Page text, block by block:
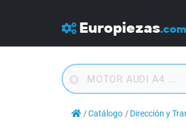
Europiezas.com
Catálogo Dirección y